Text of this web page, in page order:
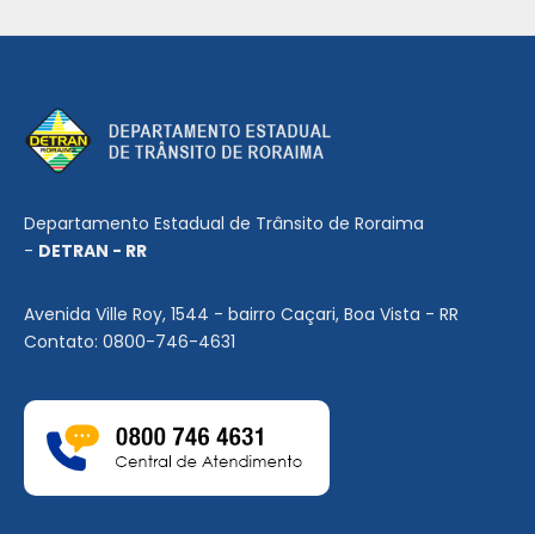
Departamento Estadual de Trânsito de Roraima
- DETRAN - RR
Avenida Ville Roy, 1544 - bairro Caçari, Boa Vista - RR
Contato: 0800-746-4631